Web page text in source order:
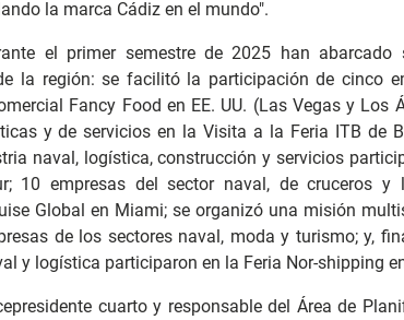
la marca Cádiz en el mundo".
el primer semestre de 2025 han abarcado
la región: se facilitó la participación de cinco
Fancy Food en EE. UU. (Las Vegas y Los
y de servicios en la Visita a la Feria ITB de
naval, logística, construcción y servicios
10 empresas del sector naval, de cruceros y
Global en Miami; se organizó una misión
de los sectores naval, moda y turismo; y,
y logística participaron en la Feria Nor-shipping
cuarto y responsable del Área de